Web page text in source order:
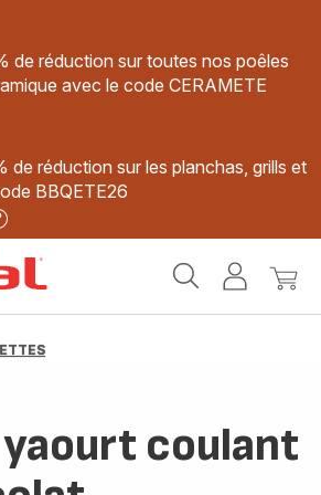
de réduction sur toutes nos poêles
avec le code CERAMETE
de réduction sur les planchas, grills et
BBQETE26
MonMon
coulant